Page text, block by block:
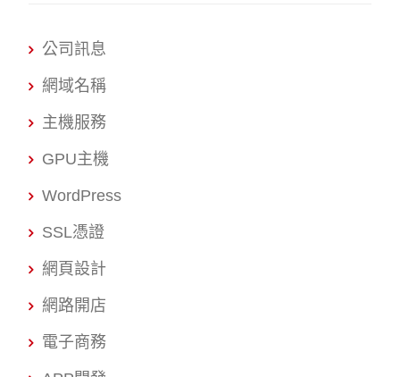
公司訊息
網域名稱
主機服務
GPU主機
WordPress
SSL憑證
網頁設計
網路開店
電子商務